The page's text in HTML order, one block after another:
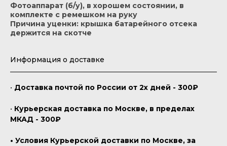
Фотоаппарат (б/у), в хорошем состоянии, в
комплекте с ремешком на руку
Причина уценки: крышка батарейного отсека
держится на скотче
Информация о доставке
• Доставка почтой по России от 2х дней - 300₽
• Курьерская доставка по Москве, в пределах
МКАД - 300₽
• Условия Курьерской доставки по Москве, за